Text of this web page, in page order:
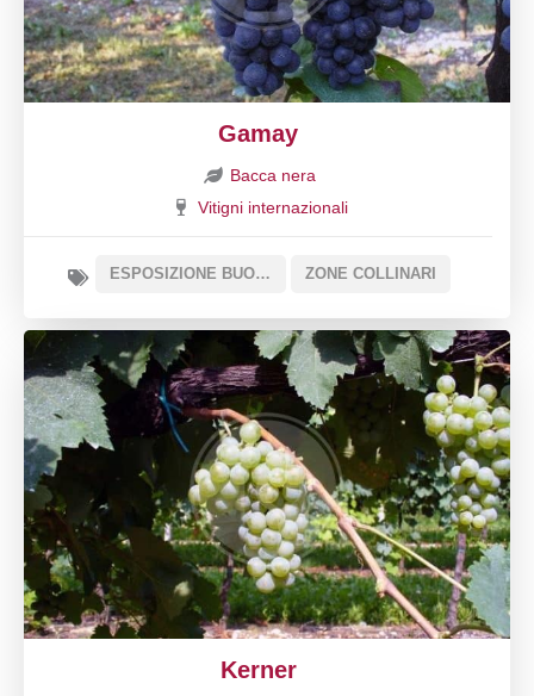
Gamay
Bacca nera
Vitigni internazionali
ESPOSIZIONE BUONA ZONE COLLINARI
Kerner